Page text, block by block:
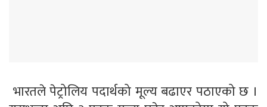
भारतले पेट्रोलिय पदार्थको मूल्य बढाएर पठाएको छ ।